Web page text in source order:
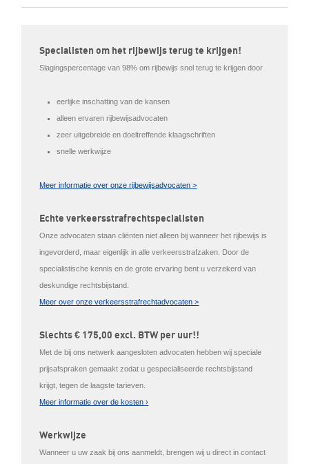
Specialisten om het rijbewijs terug te krijgen!
Slagingspercentage van 98% om rijbewijs snel terug te krijgen door
eerlijke inschatting van de kansen
alleen ervaren rijbewijsadvocaten
zeer uitgebreide en doeltreffende klaagschriften
snelle werkwijze
Meer informatie over onze rijbewijsadvocaten >
Echte verkeersstrafrechtspecialisten
Onze advocaten staan cliënten niet alleen bij wanneer het rijbewijs is
ingevorderd, maar eigenlijk in alle verkeersstrafzaken. Door de
specialistische kennis en de grote ervaring bent u verzekerd van
deskundige rechtsbijstand.
Meer over onze verkeersstrafrechtadvocaten >
Slechts € 175,00 excl. BTW per uur!!
Met de bij ons netwerk aangesloten advocaten hebben wij speciale
prijsafspraken gemaakt zodat u gespecialiseerde rechtsbijstand
krijgt, tegen de laagste tarieven.
Meer informatie over de kosten ›
Werkwijze
Wanneer u uw zaak bij ons aanmeldt, brengen wij u direct in contact